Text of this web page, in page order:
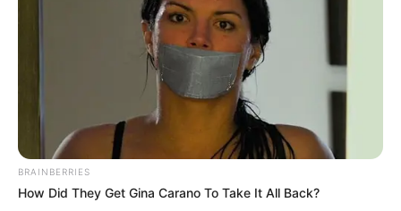
QUINTÉ PRIX DU PERREUX
PRONOSTIC 13-05-2026
BRAINBERRIES
How Did They Get Gina Carano To Take It All Back?